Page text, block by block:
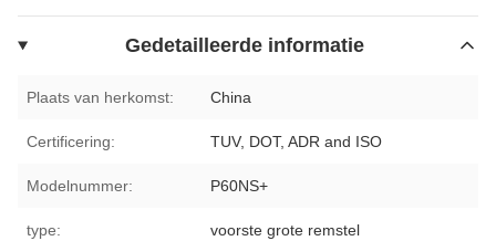
Gedetailleerde informatie
Plaats van herkomst: China
Certificering: TUV, DOT, ADR and ISO
Modelnummer: P60NS+
type: voorste grote remstel